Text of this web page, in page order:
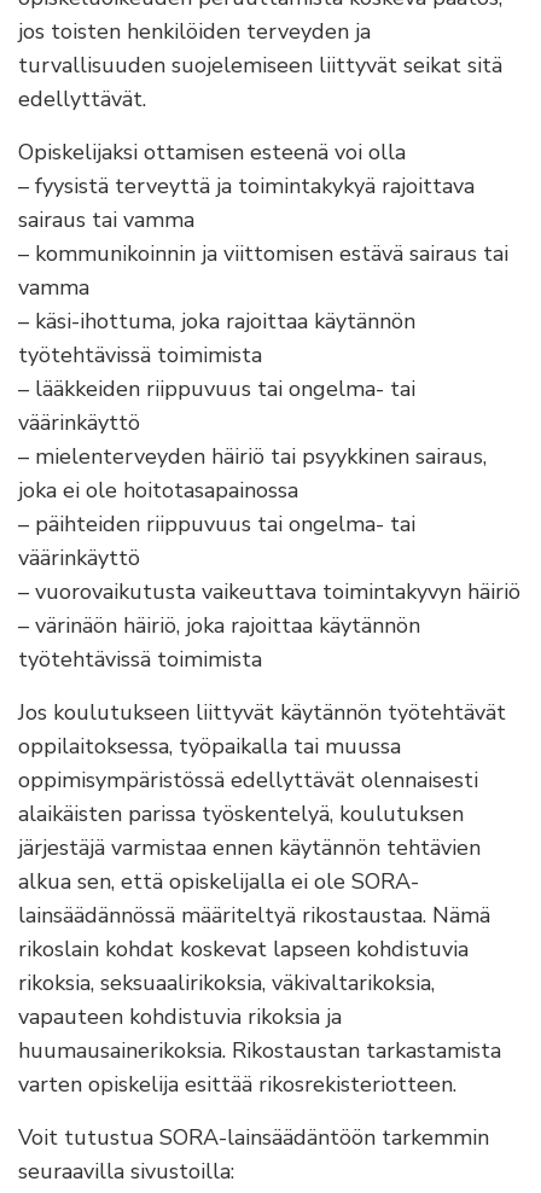
jos toisten henkilöiden terveyden ja
turvallisuuden suojelemiseen liittyvät seikat sitä
edellyttävät.
Opiskelijaksi ottamisen esteenä voi olla
– fyysistä terveyttä ja toimintakykyä rajoittava
sairaus tai vamma
– kommunikoinnin ja viittomisen estävä sairaus tai
vamma
– käsi-ihottuma, joka rajoittaa käytännön
työtehtävissä toimimista
– lääkkeiden riippuvuus tai ongelma- tai
väärinkäyttö
– mielenterveyden häiriö tai psyykkinen sairaus,
joka ei ole hoitotasapainossa
– päihteiden riippuvuus tai ongelma- tai
väärinkäyttö
– vuorovaikutusta vaikeuttava toimintakyvyn häiriö
– värinäön häiriö, joka rajoittaa käytännön
työtehtävissä toimimista
Jos koulutukseen liittyvät käytännön työtehtävät
oppilaitoksessa, työpaikalla tai muussa
oppimisympäristössä edellyttävät olennaisesti
alaikäisten parissa työskentelyä, koulutuksen
järjestäjä varmistaa ennen käytännön tehtävien
alkua sen, että opiskelijalla ei ole SORA-
lainsäädännössä määriteltyä rikostaustaa. Nämä
rikoslain kohdat koskevat lapseen kohdistuvia
rikoksia, seksuaalirikoksia, väkivaltarikoksia,
vapauteen kohdistuvia rikoksia ja
huumausainerikoksia. Rikostaustan tarkastamista
varten opiskelija esittää rikosrekisteriotteen.
Voit tutustua SORA-lainsäädäntöön tarkemmin
seuraavilla sivustoilla: